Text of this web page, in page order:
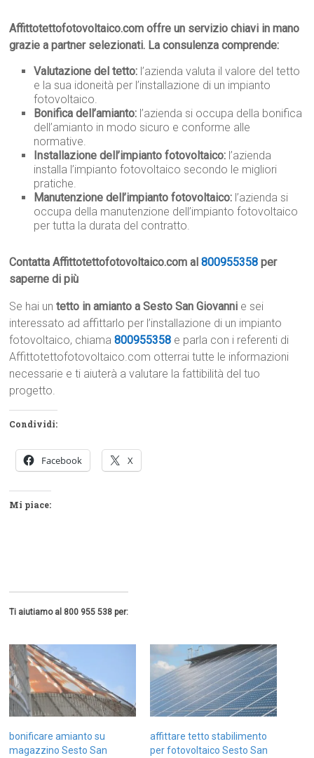
Affittotettofotovoltaico.com offre un servizio chiavi in mano
grazie a partner selezionati. La consulenza comprende:
Valutazione del tetto: l’azienda valuta il valore del tetto
e la sua idoneità per l’installazione di un impianto
fotovoltaico.
Bonifica dell’amianto: l’azienda si occupa della bonifica
dell’amianto in modo sicuro e conforme alle
normative.
Installazione dell’impianto fotovoltaico: l’azienda
installa l’impianto fotovoltaico secondo le migliori
pratiche.
Manutenzione dell’impianto fotovoltaico: l’azienda si
occupa della manutenzione dell’impianto fotovoltaico
per tutta la durata del contratto.
Contatta Affittotettofotovoltaico.com al800955358 per
saperne di più
Se hai untetto in amianto a Sesto San Giovanni e sei
interessato ad affittarlo per l’installazione di un impianto
fotovoltaico, chiama800955358 e parla con i referenti di
Affittotettofotovoltaico.com otterrai tutte le informazioni
necessarie e ti aiuterà a valutare la fattibilità del tuo
progetto.
Condividi:
Facebook X
Mi piace:
Ti aiutiamo al 800 955 538 per:
bonificare amianto su
magazzino Sesto San
affittare tetto stabilimento
per fotovoltaico Sesto San